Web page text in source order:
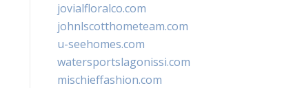
jovialfloralco.com
johnlscotthometeam.com
u-seehomes.com
watersportslagonissi.com
mischieffashion.com